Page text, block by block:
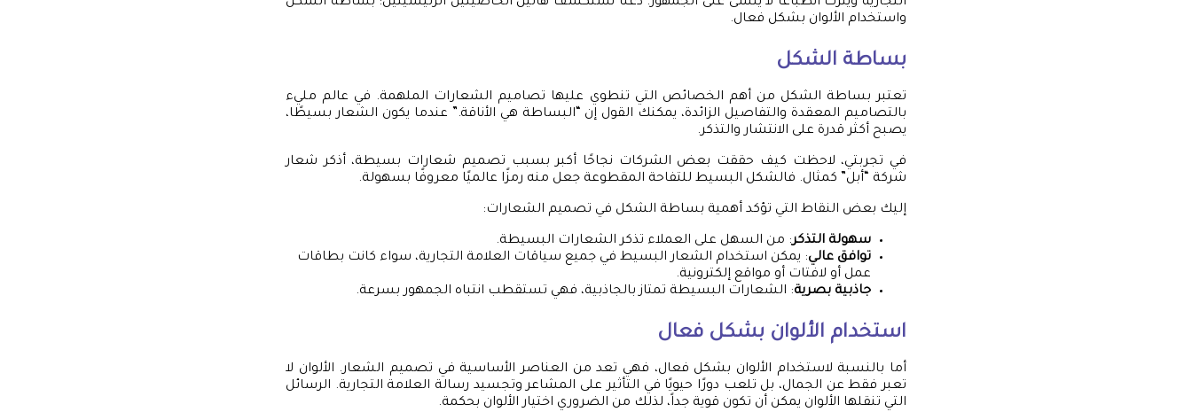
التجارية ويترك انطباعًا لا يُنسى على الجمهور. دعنا نستكشف هاتين الخاصيتين الرئيسيتين: بساطة الشكل
واستخدام الألوان بشكل فعال.
بساطة الشكل
تعتبر بساطة الشكل من أهم الخصائص التي تنطوي عليها تصاميم الشعارات الملهمة. في عالم مليء
بالتصاميم المعقدة والتفاصيل الزائدة، يمكنك القول إن “البساطة هي الأناقة.” عندما يكون الشعار بسيطًا،
يصبح أكثر قدرة على الانتشار والتذكر.
في تجربتي، لاحظت كيف حققت بعض الشركات نجاحًا أكبر بسبب تصميم شعارات بسيطة، أذكر شعار
شركة “أبل” كمثال. فالشكل البسيط للتفاحة المقطوعة جعل منه رمزًا عالميًا معروفًا بسهولة.
إليك بعض النقاط التي تؤكد أهمية بساطة الشكل في تصميم الشعارات:
سهولة التذكر: من السهل على العملاء تذكر الشعارات البسيطة.
توافق عالي: يمكن استخدام الشعار البسيط في جميع سياقات العلامة التجارية، سواء كانت بطاقات
عمل أو لافتات أو مواقع إلكترونية.
جاذبية بصرية: الشعارات البسيطة تمتاز بالجاذبية، فهي تستقطب انتباه الجمهور بسرعة.
استخدام الألوان بشكل فعال
أما بالنسبة لاستخدام الألوان بشكل فعال، فهي تعد من العناصر الأساسية في تصميم الشعار. الألوان لا
تعبر فقط عن الجمال، بل تلعب دورًا حيويًا في التأثير على المشاعر وتجسيد رسالة العلامة التجارية. الرسائل
التي تنقلها الألوان يمكن أن تكون قوية جداً، لذلك من الضروري اختيار الألوان بحكمة.